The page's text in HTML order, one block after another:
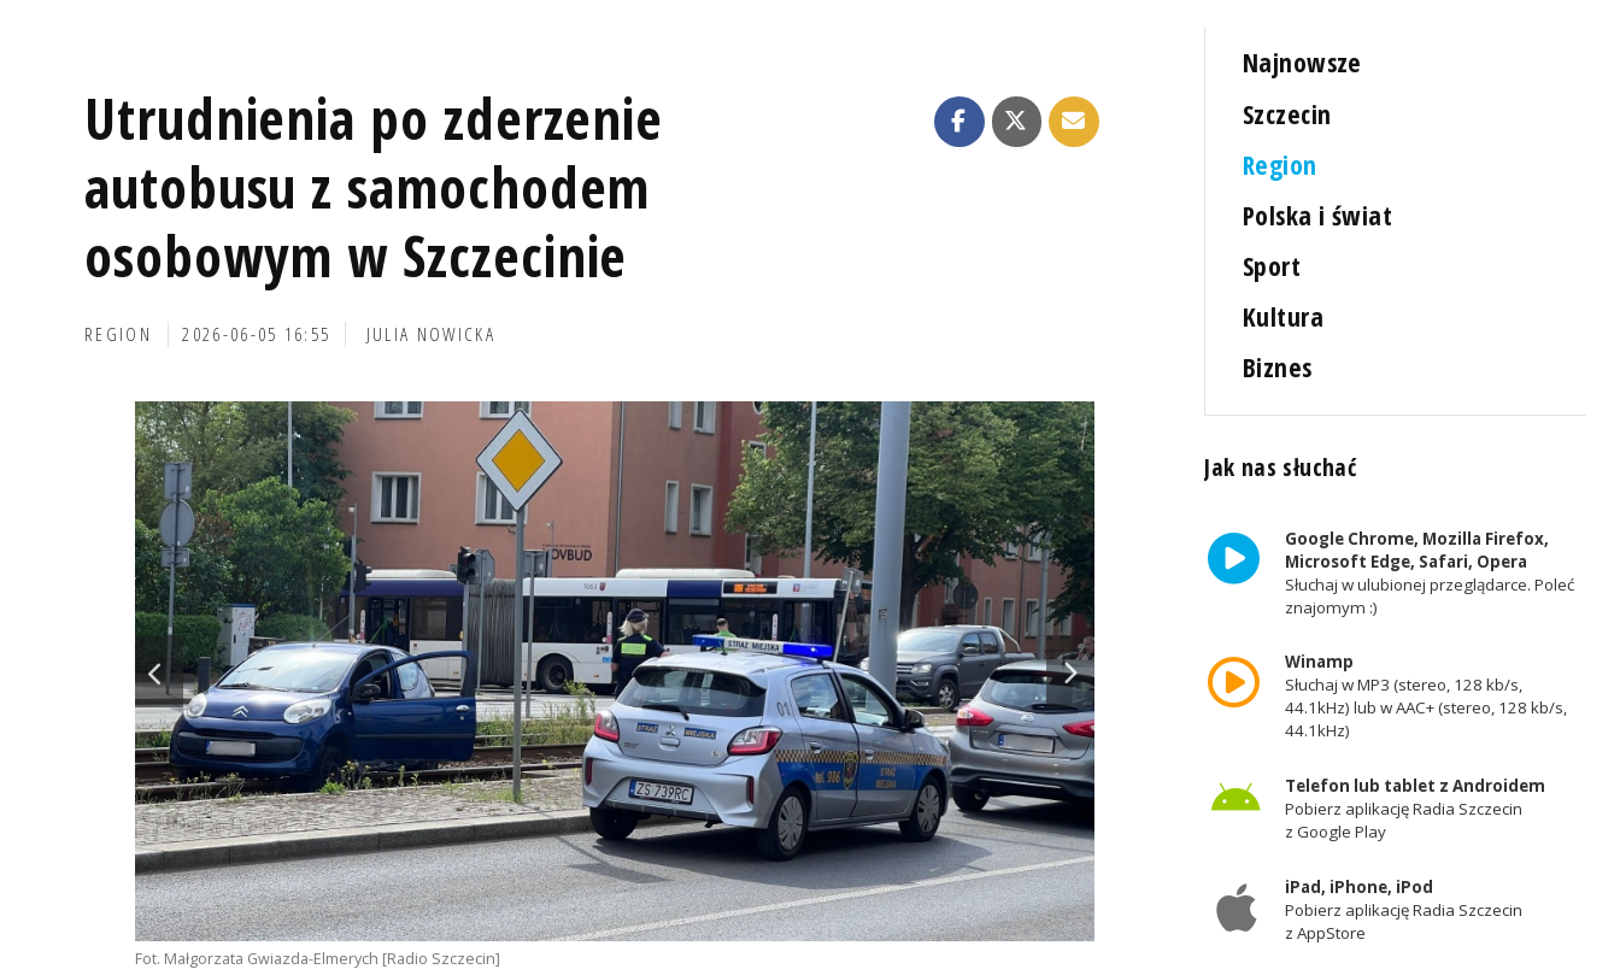
Utrudnienia po zderzenie
autobusu z samochodem
osobowym w Szczecinie
REGION 2026-06-05 16:55 JULIA NOWICKA
Fot. Małgorzata Gwiazda-Elmerych [Radio Szczecin]
Najnowsze
Szczecin
Region
Polska i świat
Sport
Kultura
Biznes
Jak nas słuchać
Google Chrome, Mozilla Firefox,
Microsoft Edge, Safari, Opera
Słuchaj w ulubionej przeglądarce. Poleć
znajomym :)
Winamp
Słuchaj w MP3 (stereo, 128 kb/s,
44.1kHz) lub w AAC+ (stereo, 128 kb/s,
44.1kHz)
Telefon lub tablet z Androidem
Pobierz aplikację Radia Szczecin
z Google Play
iPad, iPhone, iPod
Pobierz aplikację Radia Szczecin
z AppStore